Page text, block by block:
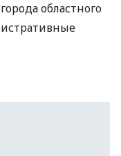
областного